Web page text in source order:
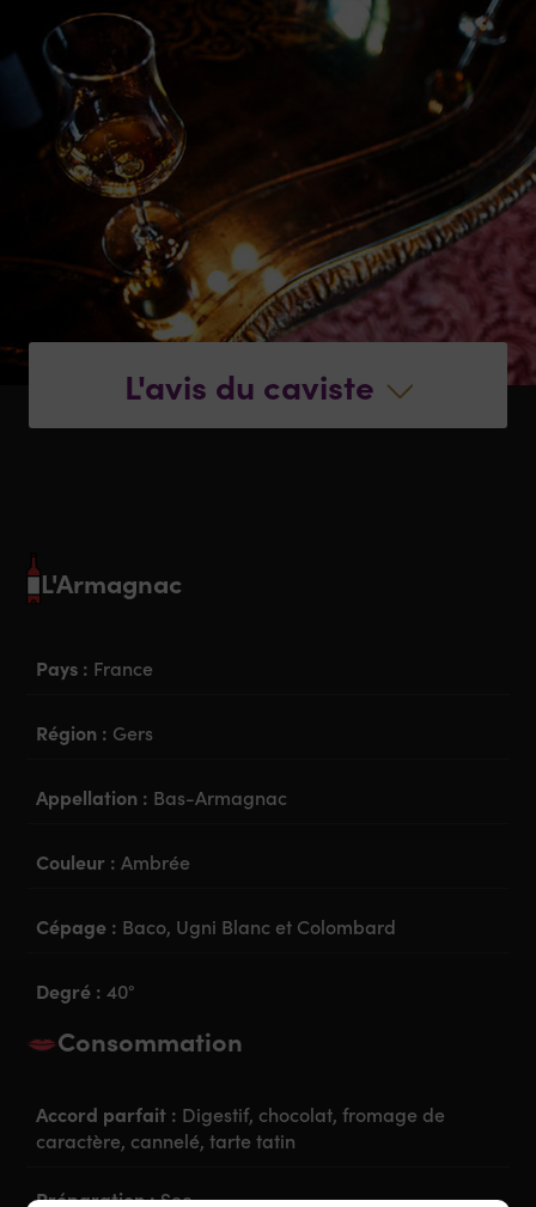
L'avis du caviste
L'Armagnac
Pays : France
Région : Gers
Appellation : Bas-Armagnac
Couleur :Ambrée
Cépage : Baco, Ugni Blanc et Colombard
Degré :40°
Consommation
Accord parfait : Digestif, chocolat, fromage de
caractère, cannelé, tarte tatin
Préparation :Sec